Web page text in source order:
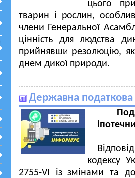
цього
тварин і рослин,
члени Генеральної
цінність для людства
прийнявши резолюцію,
днем дикої природи.
Державна
кодексу
2755-VI із змінами та